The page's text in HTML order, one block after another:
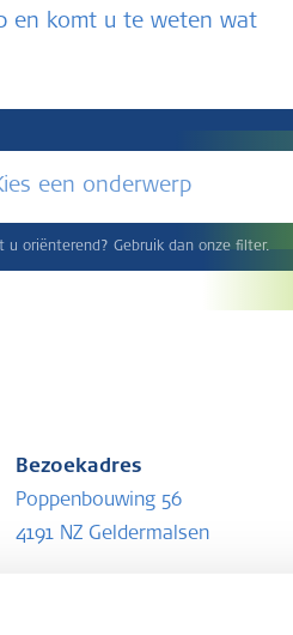
en komt u te weten wat
een onderwerp
u oriënterend? Gebruik dan onze filter.
Bezoekadres
Poppenbouwing 56
4191 NZ Geldermalsen